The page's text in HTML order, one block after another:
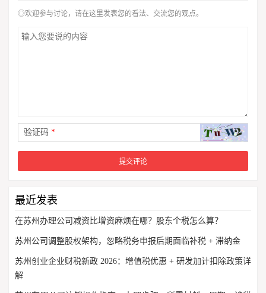
◎欢迎参与讨论，请在这里发表您的看法、交流您的观点。
验证码 *
最近发表
在苏州办理公司减资比增资麻烦在哪？股东个税怎么算？
苏州公司调整股权架构，忽略税务申报后期面临补税 + 滞纳金
苏州创业企业财税新政 2026：增值税优惠 + 研发加计扣除政策详
解